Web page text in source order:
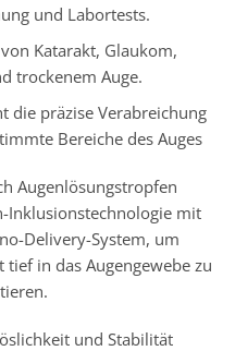
und Labortests.
Katarakt, Glaukom,
trockenem Auge.
die präzise Verabreichung
Bereiche des Auges
Augenlösungstropfen
Inklusionstechnologie mit
Delivery-System, um
in das Augengewebe zu
und Stabilität